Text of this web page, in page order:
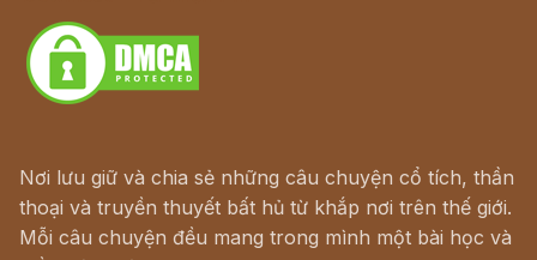
Nơi lưu giữ và chia sẻ những câu chuyện cổ tích, thần
thoại và truyền thuyết bất hủ từ khắp nơi trên thế giới.
Mỗi câu chuyện đều mang trong mình một bài học và